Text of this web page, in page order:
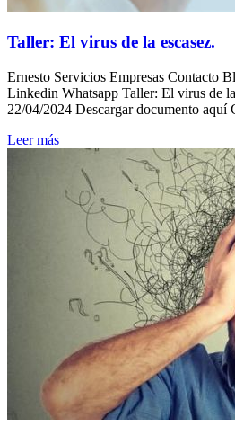
Taller: El virus de la escasez.
Ernesto Servicios Empresas Contacto
Linkedin Whatsapp Taller: El virus de
22/04/2024 Descargar documento aquí
Leer más